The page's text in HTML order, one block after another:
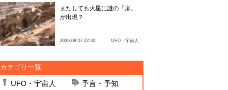
またしても火星に謎の「扉」
が出現？
2026.08.07 22:30 UFO・宇宙人
カテゴリ一覧
UFO・宇宙人
予言・予知